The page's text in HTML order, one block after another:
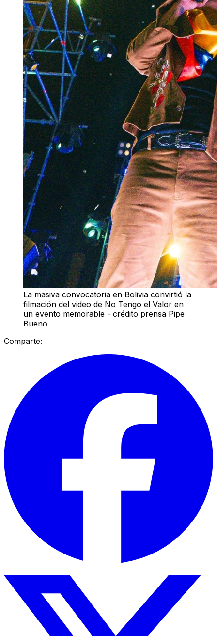
La masiva convocatoria en Bolivia convirtió la
filmación del video de No Tengo el Valor en
un evento memorable - crédito prensa Pipe
Bueno
Comparte: